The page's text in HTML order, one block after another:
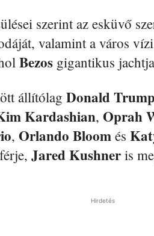
szerint az esküvő
valamint a város
Bezos gigantikus
állítólag Donald Trump
Kardashian, Oprah
, Orlando Bloom és
Jared Kushner is
Hirdetés